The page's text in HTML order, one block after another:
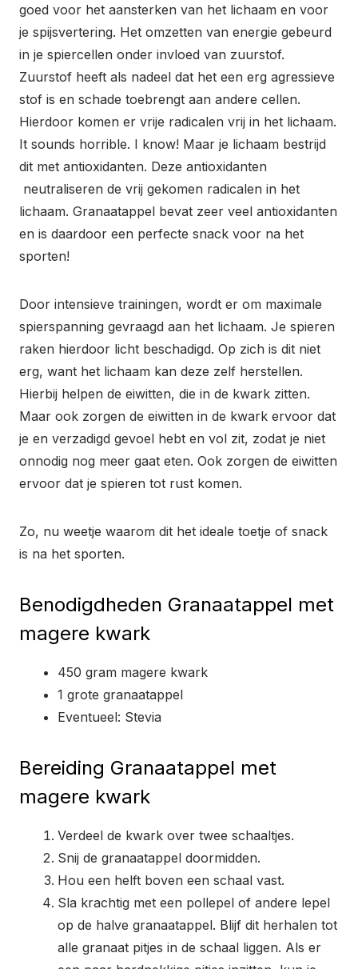
goed voor het aansterken van het lichaam en voor
je spijsvertering. Het omzetten van energie gebeurd
in je spiercellen onder invloed van zuurstof.
Zuurstof heeft als nadeel dat het een erg agressieve
stof is en schade toebrengt aan andere cellen.
Hierdoor komen er vrije radicalen vrij in het lichaam.
It sounds horrible. I know! Maar je lichaam bestrijd
dit met antioxidanten. Deze antioxidanten
neutraliseren de vrij gekomen radicalen in het
lichaam. Granaatappel bevat zeer veel antioxidanten
en is daardoor een perfecte snack voor na het
sporten!
Door intensieve trainingen, wordt er om maximale
spierspanning gevraagd aan het lichaam. Je spieren
raken hierdoor licht beschadigd. Op zich is dit niet
erg, want het lichaam kan deze zelf herstellen.
Hierbij helpen de eiwitten, die in de kwark zitten.
Maar ook zorgen de eiwitten in de kwark ervoor dat
je en verzadigd gevoel hebt en vol zit, zodat je niet
onnodig nog meer gaat eten. Ook zorgen de eiwitten
ervoor dat je spieren tot rust komen.
Zo, nu weetje waarom dit het ideale toetje of snack
is na het sporten.
Benodigdheden Granaatappel met
magere kwark
450 gram magere kwark
1 grote granaatappel
Eventueel: Stevia
Bereiding Granaatappel met
magere kwark
Verdeel de kwark over twee schaaltjes.
Snij de granaatappel doormidden.
Hou een helft boven een schaal vast.
Sla krachtig met een pollepel of andere lepel
op de halve granaatappel. Blijf dit herhalen tot
alle granaat pitjes in de schaal liggen. Als er